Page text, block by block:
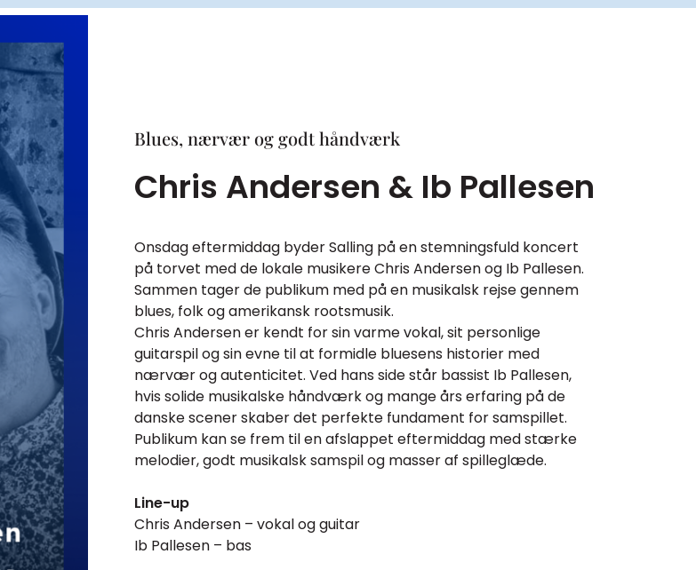
Blues, nærvær og godt håndværk
Chris Andersen & Ib Pallesen
Onsdag eftermiddag byder Salling på en stemningsfuld koncert
på torvet med de lokale musikere Chris Andersen og Ib Pallesen.
Sammen tager de publikum med på en musikalsk rejse gennem
blues, folk og amerikansk rootsmusik.
Chris Andersen er kendt for sin varme vokal, sit personlige
guitarspil og sin evne til at formidle bluesens historier med
nærvær og autenticitet. Ved hans side står bassist Ib Pallesen,
hvis solide musikalske håndværk og mange års erfaring på de
danske scener skaber det perfekte fundament for samspillet.
Publikum kan se frem til en afslappet eftermiddag med stærke
melodier, godt musikalsk samspil og masser af spilleglæde.
Line-up
Chris Andersen – vokal og guitar
Ib Pallesen – bas